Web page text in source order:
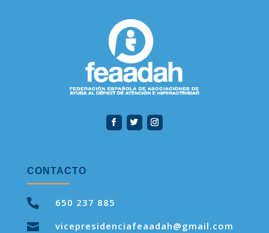
CONTACTO

650 237 885

vicepresidenciafeaadah@gmail.com